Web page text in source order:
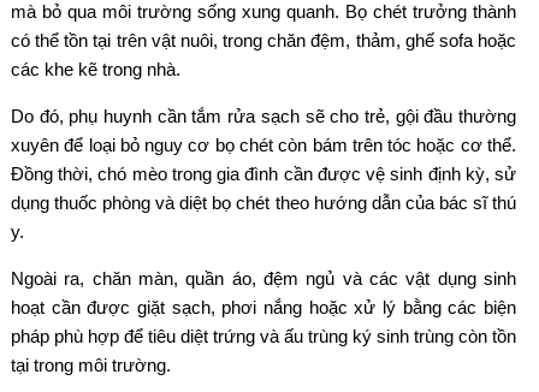
mà bỏ qua môi trường sống xung quanh. Bọ chét trưởng thành
có thể tồn tại trên vật nuôi, trong chăn đệm, thảm, ghế sofa hoặc
các khe kẽ trong nhà.
Do đó, phụ huynh cần tắm rửa sạch sẽ cho trẻ, gội đầu thường
xuyên để loại bỏ nguy cơ bọ chét còn bám trên tóc hoặc cơ thể.
Đồng thời, chó mèo trong gia đình cần được vệ sinh định kỳ, sử
dụng thuốc phòng và diệt bọ chét theo hướng dẫn của bác sĩ thú
y.
Ngoài ra, chăn màn, quần áo, đệm ngủ và các vật dụng sinh
hoạt cần được giặt sạch, phơi nắng hoặc xử lý bằng các biện
pháp phù hợp để tiêu diệt trứng và ấu trùng ký sinh trùng còn tồn
tại trong môi trường.